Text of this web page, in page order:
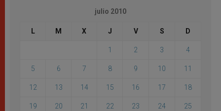
julio 2010
L M X J V S D
1 2 3 4
5 6 7 8 9 10 11
12 13 14 15 16 17 18
19 20 21 22 23 24 25